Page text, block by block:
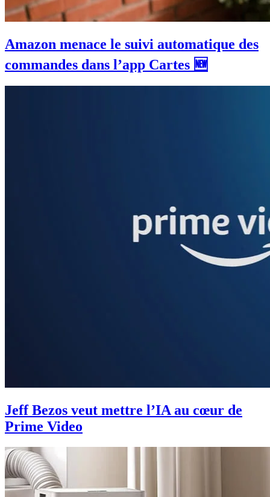
Amazon menace le suivi automatique des
commandes dans l’app Cartes 🆕
Jeff Bezos veut mettre l’IA au cœur de
Prime Video